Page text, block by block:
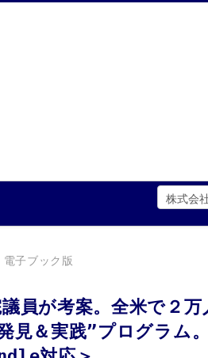
子ブック版
員が考案。全米で２
見＆実践”プログラム